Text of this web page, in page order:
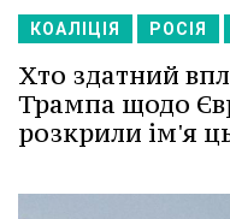
КОАЛІЦІЯ РОСІЯ
Хто здатний
Трампа щодо
розкрили ім'я